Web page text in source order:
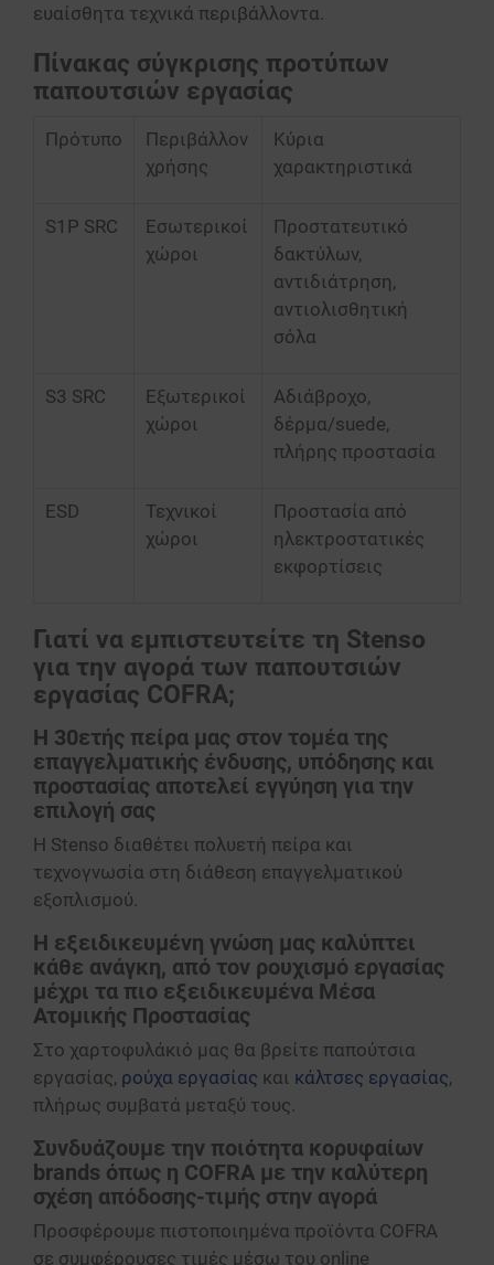
ευαίσθητα τεχνικά περιβάλλοντα.
Πίνακας σύγκρισης προτύπων
παπουτσιών εργασίας
Πρότυπο
Περιβάλλον
χρήσης
Κύρια
χαρακτηριστικά
S1P SRC
Εσωτερικοί
χώροι
Προστατευτικό
δακτύλων,
αντιδιάτρηση,
αντιολισθητική
σόλα
S3 SRC
Εξωτερικοί
χώροι
Αδιάβροχο,
δέρμα/suede,
πλήρης προστασία
ESD
Τεχνικοί
χώροι
Προστασία από
ηλεκτροστατικές
εκφορτίσεις
Γιατί να εμπιστευτείτε τη Stenso
για την αγορά των παπουτσιών
εργασίας COFRA;
Η 30ετής πείρα μας στον τομέα της
επαγγελματικής ένδυσης, υπόδησης και
προστασίας αποτελεί εγγύηση για την
επιλογή σας
Η Stenso διαθέτει πολυετή πείρα και
τεχνογνωσία στη διάθεση επαγγελματικού
εξοπλισμού.
Η εξειδικευμένη γνώση μας καλύπτει
κάθε ανάγκη, από τον ρουχισμό εργασίας
μέχρι τα πιο εξειδικευμένα Μέσα
Ατομικής Προστασίας
Στο χαρτοφυλάκιό μας θα βρείτε παπούτσια
εργασίας, ρούχα εργασίας και κάλτσες εργασίας,
πλήρως συμβατά μεταξύ τους.
Συνδυάζουμε την ποιότητα κορυφαίων
brands όπως η COFRA με την καλύτερη
σχέση απόδοσης-τιμής στην αγορά
Προσφέρουμε πιστοποιημένα προϊόντα COFRA
σε συμφέρουσες τιμές μέσω του online